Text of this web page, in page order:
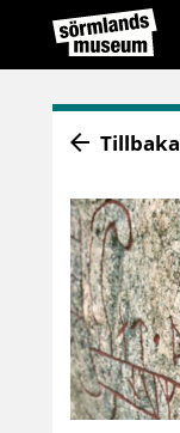
Tillbaka